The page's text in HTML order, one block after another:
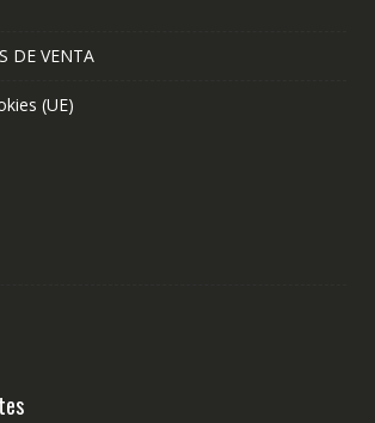
DE VENTA
(UE)